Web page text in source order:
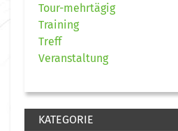
Tour-mehrtägig
Training
Treff
Veranstaltung
KATEGORIE